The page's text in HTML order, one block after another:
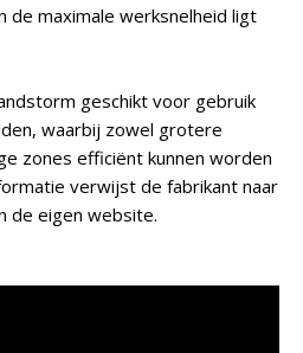
de maximale werksnelheid ligt
geschikt voor gebruik
waarbij zowel grotere
zones efficiënt kunnen worden
verwijst de fabrikant naar
de eigen website.